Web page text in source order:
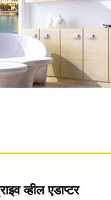
व्हील एडाप्टर